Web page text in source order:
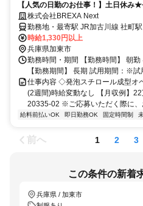
【人気の日勤のお仕事！】土日休み★
株式会社BREXA Next
勤務地・最寄駅 JR加古川線 社町
国道滝野社ICから車で10分 ★工場
時給1,330円以上
兵庫県加東市
勤務時間・期間 【勤務時間】 朝
【勤務期間】 長期 試用期間：※
仕事内容 ◇発泡スチロール成型
(2週間)時給変動なし 【月収例】22
20335-02 ※ご応募いただく際に、
給料前払いOK 即日勤務OK 固定時間制
前へ 1 2 3
この条件の新着
兵庫県 / 加東市